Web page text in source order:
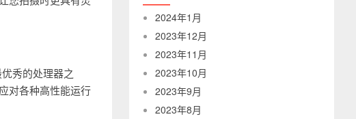
秀的处理器之
对各种高性能运行
2024年1月
2023年12月
2023年11月
2023年10月
2023年9月
2023年8月